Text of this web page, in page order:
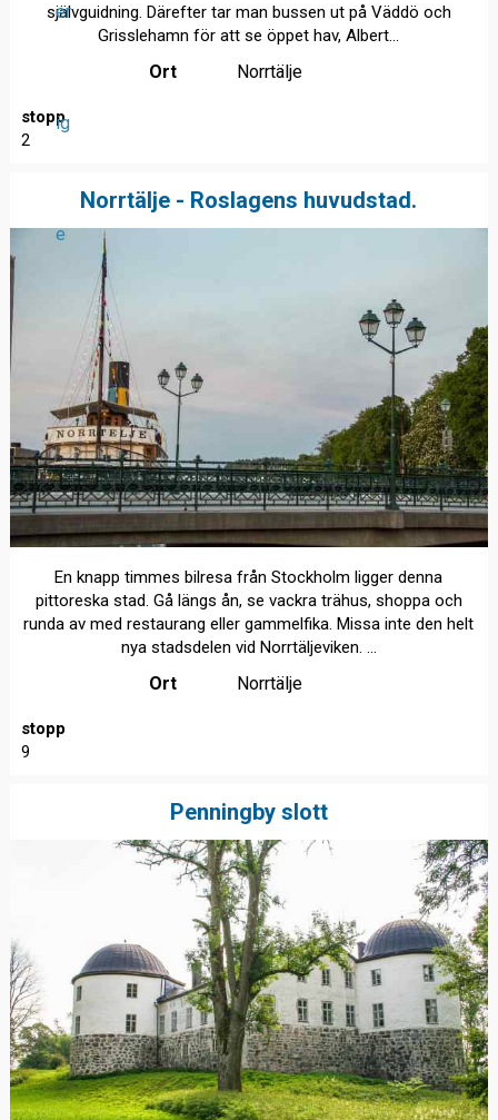
er
ig
e
självguidning. Därefter tar man bussen ut på Väddö och
Grisslehamn för att se öppet hav, Albert...
Ort Norrtälje
stopp
2
Norrtälje - Roslagens huvudstad.
En knapp timmes bilresa från Stockholm ligger denna
pittoreska stad. Gå längs ån, se vackra trähus, shoppa och
runda av med restaurang eller gammelfika. Missa inte den helt
nya stadsdelen vid Norrtäljeviken. ...
Ort Norrtälje
stopp
9
Penningby slott